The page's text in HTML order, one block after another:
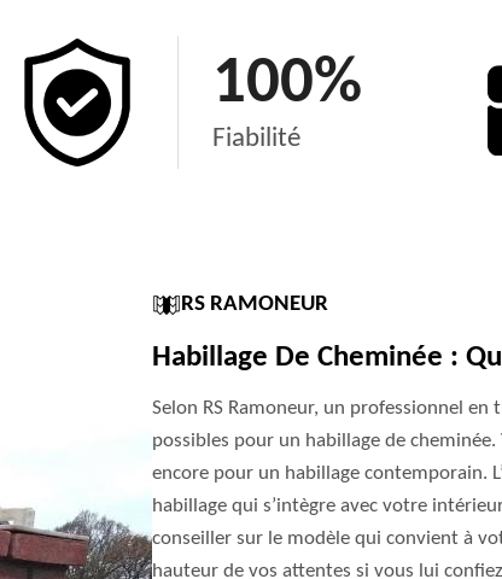
100%
Fiabilité
RS RAMONEUR
Habillage De Cheminée :
Selon RS Ramoneur, un professionnel
possibles pour un habillage de
encore pour un habillage contemporain.
habillage qui s’intègre avec votre
conseiller sur le modèle qui convient à
hauteur de vos attentes si vous lui